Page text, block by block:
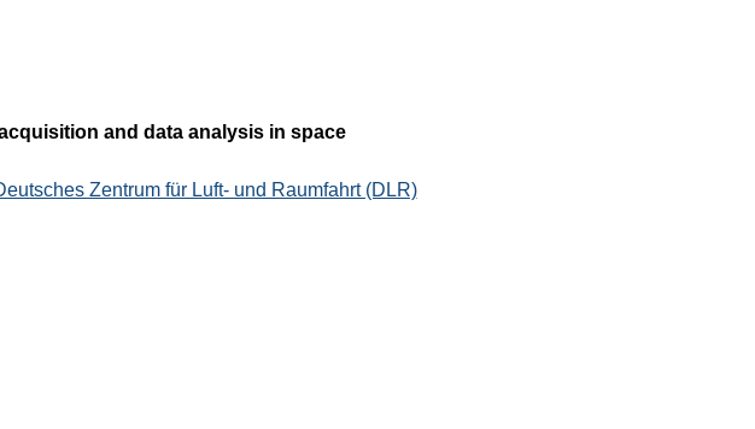
and data analysis in space
Zentrum für Luft- und Raumfahrt (DLR)